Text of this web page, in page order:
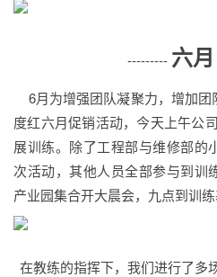
--------- 六月
6月为增强团队凝聚力，增加团
度红六月促销活动，今天上午公
展训练。除了工程部与维修部的
次活动，其他人员全部参与到训
产业园集合开大晨会，九点到训练
在教练的指挥下，我们进行了多